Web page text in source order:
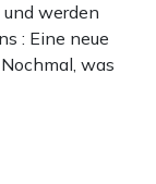
werden
: Eine neue
was